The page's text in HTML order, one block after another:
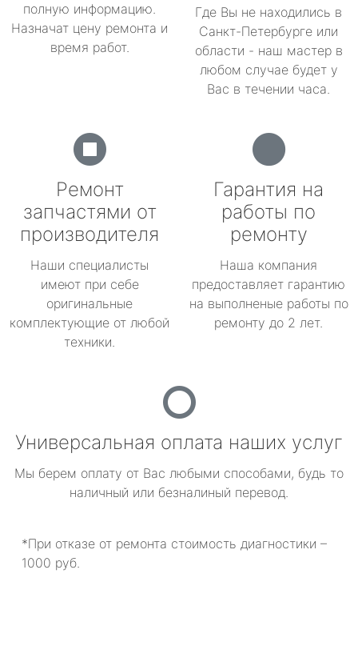
полную информацию.
Назначат цену ремонта и
время работ.
Где Вы не находились в
Санкт-Петербурге или
области - наш мастер в
любом случае будет у
Вас в течении часа.
Ремонт
запчастями от
производителя
Наши специалисты
имеют при себе
оригинальные
комплектующие от любой
техники.
Гарантия на
работы по
ремонту
Наша компания
предоставляет гарантию
на выполненые работы по
ремонту до 2 лет.
Универсальная оплата наших услуг
Мы берем оплату от Вас любыми способами, будь то
наличный или безналиный перевод.
*При отказе от ремонта стоимость диагностики –
1000 руб.